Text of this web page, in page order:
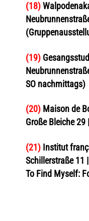
(18)
(19)
SO nachmittags)
(20)Maison de
Große Bleiche 29 |
(21)Institut
Schillerstraße 11
To Find Myself: